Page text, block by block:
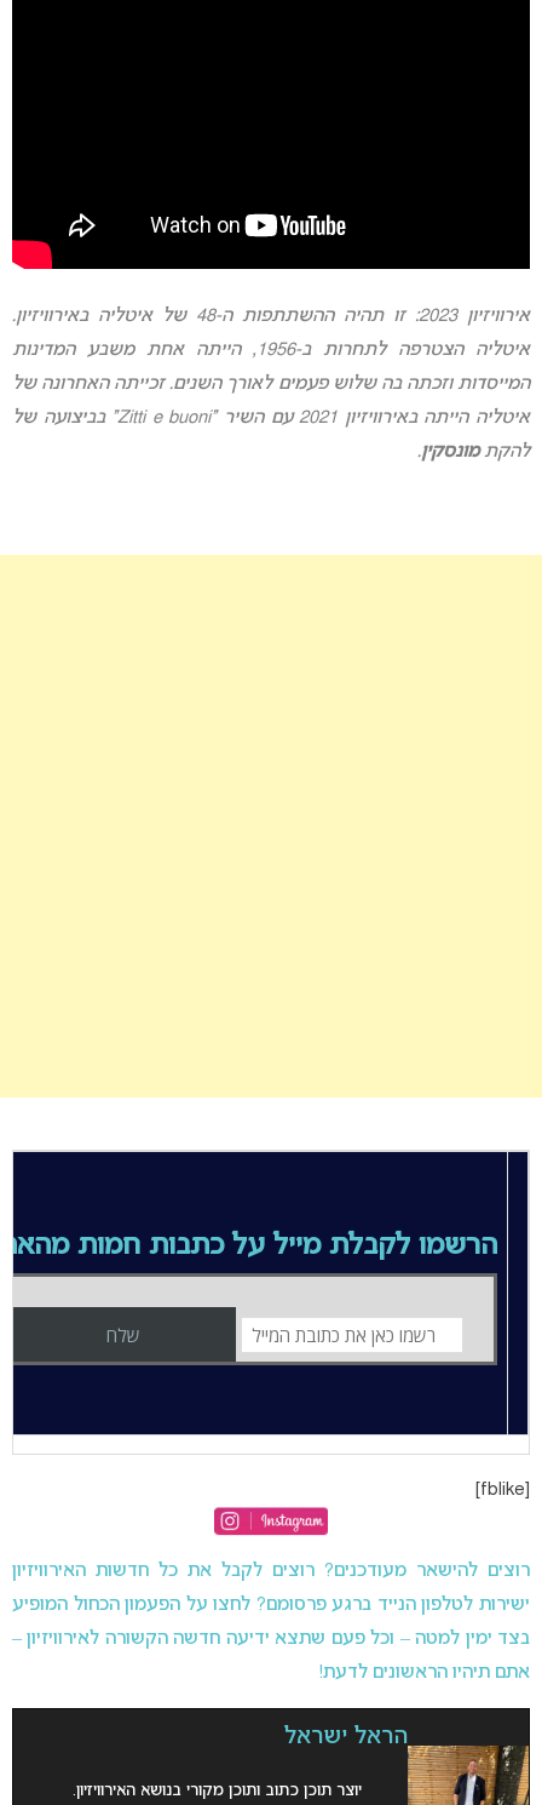
אירוויזיון 2023: זו תהיה ההשתתפות ה-48 של איטליה באירוויזיון.
איטליה הצטרפה לתחרות ב-1956, הייתה אחת משבע המדינות
המייסדות וזכתה בה שלוש פעמים לאורך השנים. זכייתה האחרונה של
איטליה הייתה באירוויזיון 2021 עם השיר “Zitti e buoni” בביצועה של
להקתמונסקין.
הרשמו לקבלת מייל על כתבות חמות
רוצים להישאר מעודכנים? רוצים לקבל את כל חדשות האירוויזיון
ישירות לטלפון הנייד ברגע פרסומם? לחצו על הפעמון הכחול המופיע
בצד ימין למטה – וכל פעם שתצא ידיעה חדשה הקשורה לאירוויזיון –
אתם תיהיו הראשונים לדעת!
הראל ישראל
יוצר תוכן כתוב ותוכן מקורי בנושא האירוויזיון.